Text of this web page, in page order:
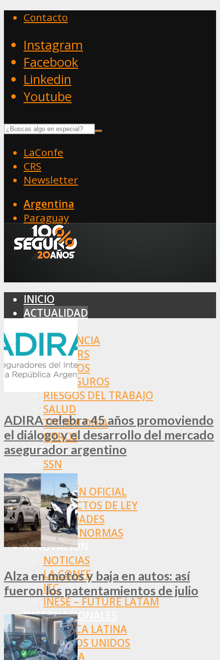
Contacto
Instagram
Facebook
Linkedin
Youtube
LaConfe
CRS
Newsletter
Argentina
Paraguay
INICIO
ACTUALIDAD
ASISTENCIA
BROKERS
SEGUROS
REASEGUROS
RIESGOS DEL TRABAJO
SALUD
TECNOLOGÍA
OTROS
NORMAS
SSN
SRT
BOLETÍN OFICIAL
PROYECTOS DE LEY
SOCIEDADES
OTRAS NORMAS
INNOVACIÓN
NOTICIAS
LA CONFE
ITC
INESE – FÜTURE LATAM
INTERNACIONALES
AMÉRICA LATINA
ESTADOS UNIDOS
EUROPA
ADIRA celebra 45 años promoviendo
el diálogo y el desarrollo del mercado
asegurador argentino
Alza en motos y baja en autos: así
fueron los patentamientos de julio